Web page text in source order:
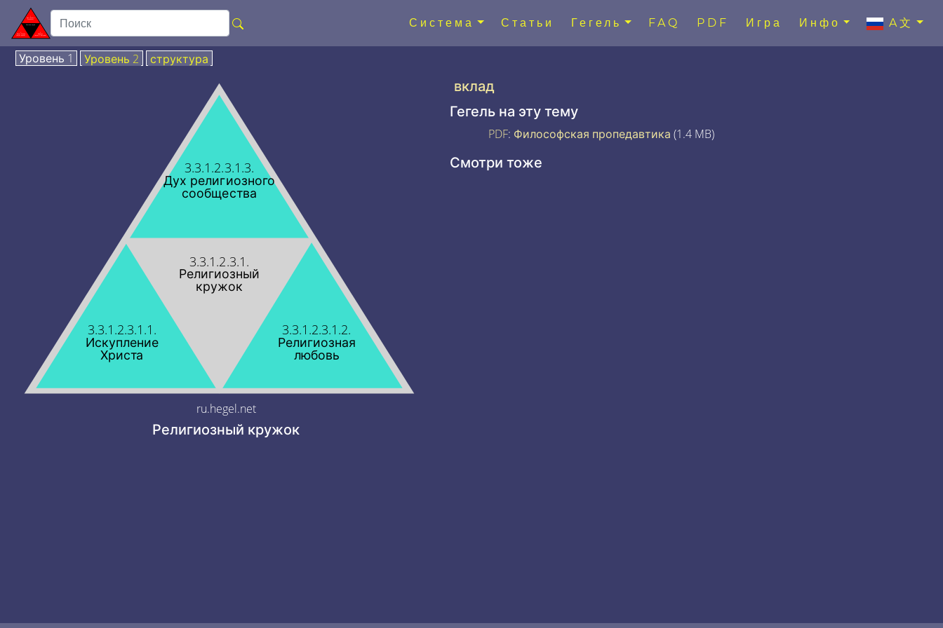
Система Статьи Гегель FAQ PDF Игра Инфо A文
Уровень 1 Уровень 2 структура
3.3.1.2.3.1.
Религиозный
кружок
3.3.1.2.3.1.1.
Искупление
Христа
3.3.1.2.3.1.2.
Религиозная
любовь
3.3.1.2.3.1.3.
Дух религиозного
сообщества
ru.hegel.net
Религиозный кружок
вклад
Гегель на эту тему
PDF: Философская пропедавтика (1.4 MB)
Смотри тоже